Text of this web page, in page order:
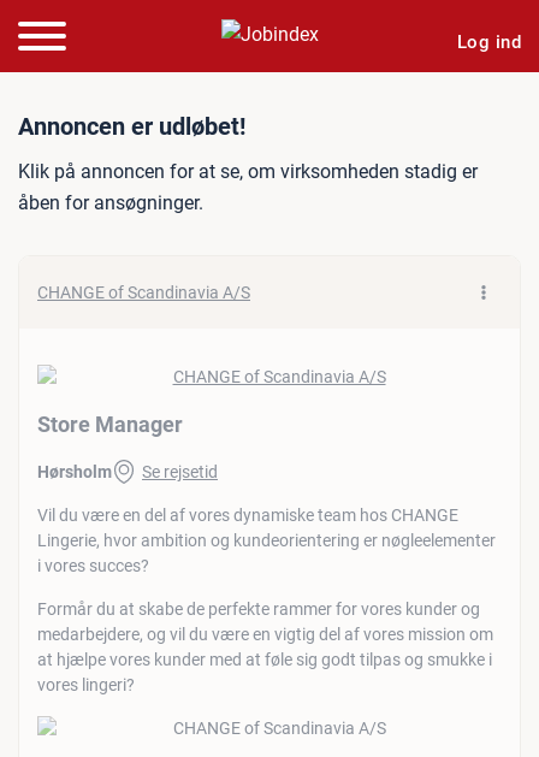
Log ind
Jobannonce: Store
Annoncen er udløbet!
Klik på annoncen for at se, om virksomheden stadig er
åben for ansøgninger.
CHANGE of Scandinavia A/S
Store Manager
Hørsholm Se rejsetid
Vil du være en del af vores dynamiske team hos CHANGE
Lingerie, hvor ambition og kundeorientering er nøgleelementer
i vores succes?
Formår du at skabe de perfekte rammer for vores kunder og
medarbejdere, og vil du være en vigtig del af vores mission om
at hjælpe vores kunder med at føle sig godt tilpas og smukke i
vores lingeri?